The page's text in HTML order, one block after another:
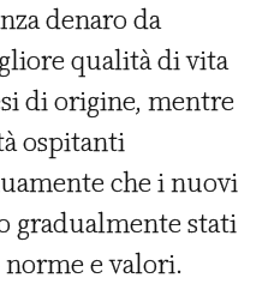
denaro da
qualità di vita
di origine, mentre
ospitanti
che i nuovi
gradualmente stati
e valori.